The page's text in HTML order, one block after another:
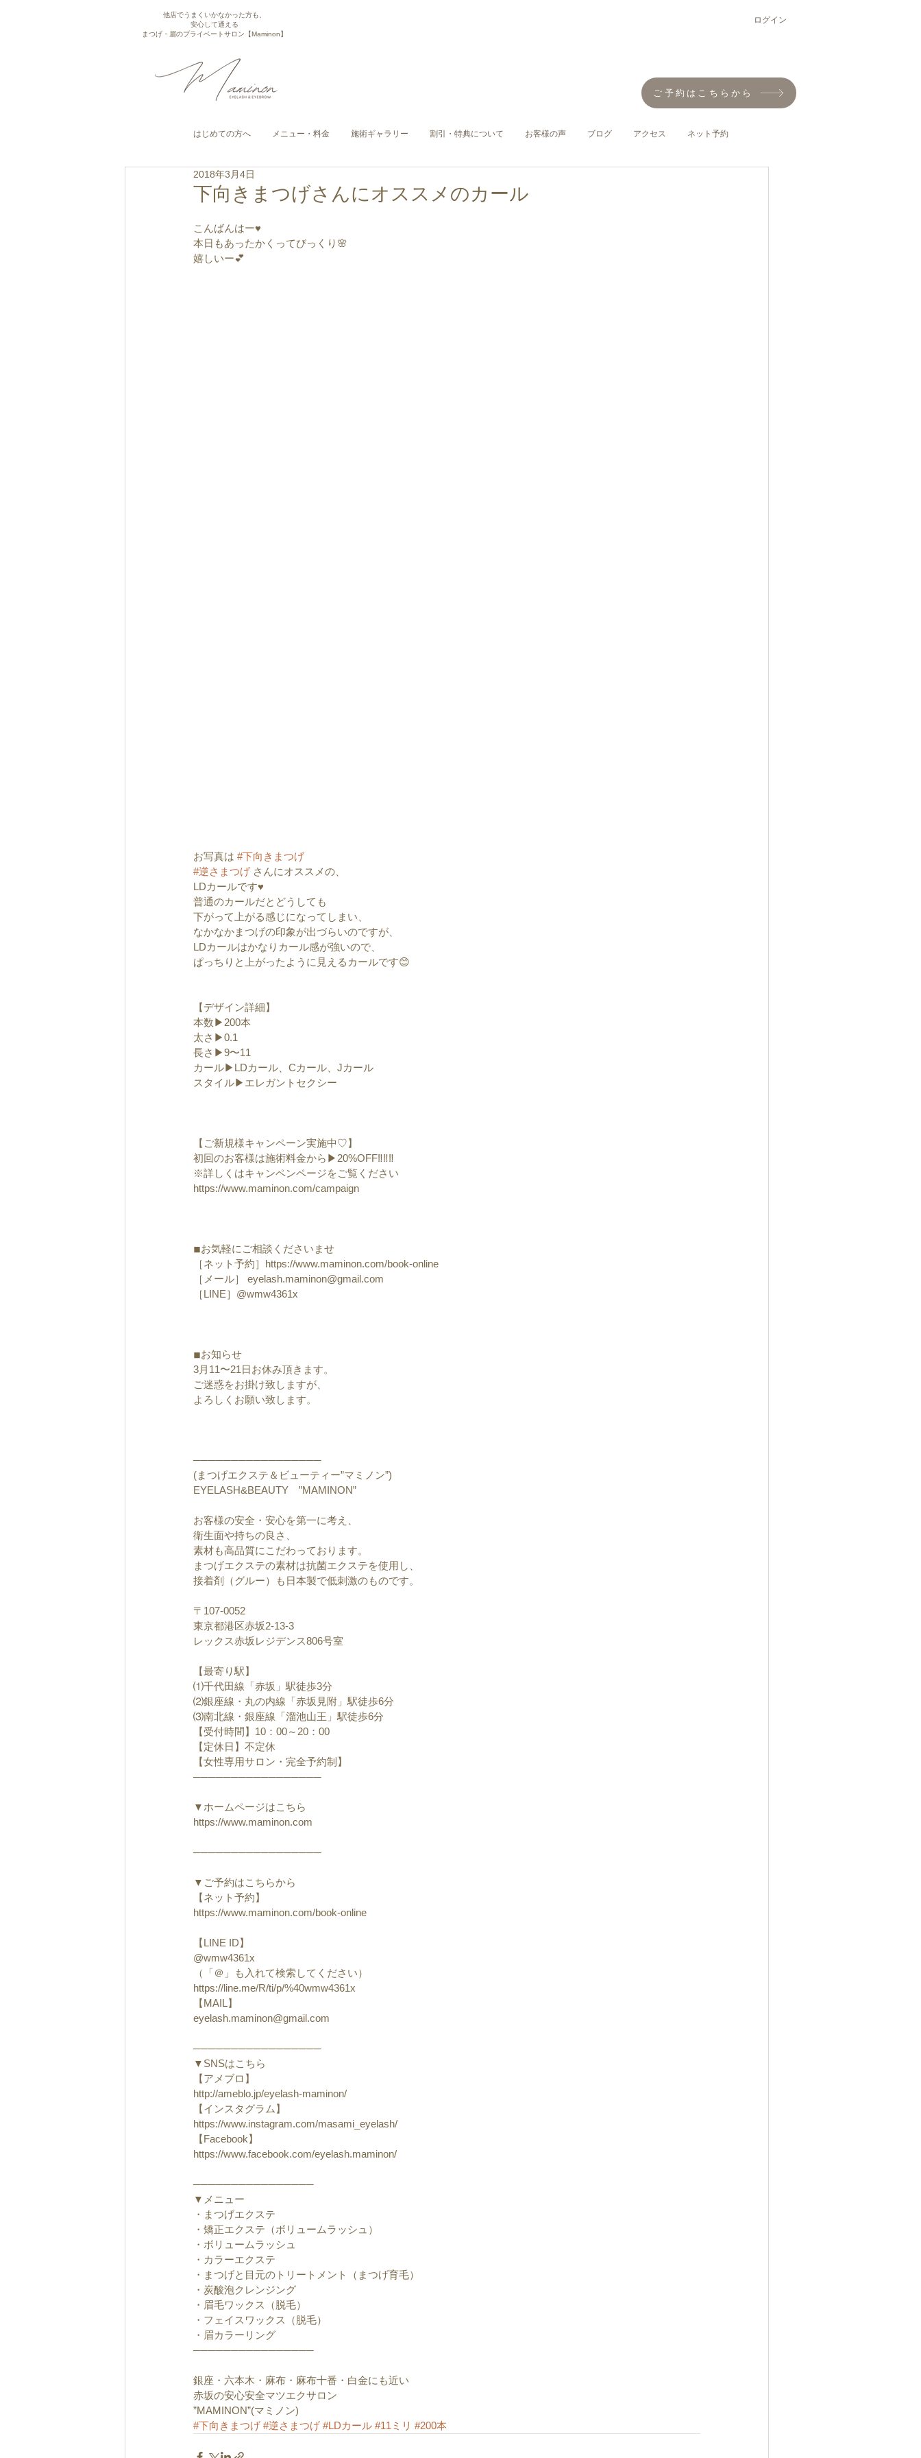
他店でうまくいかなかった方も、
安心して通える
まつげ・眉のプライベートサロン【Maminon】
ログイン
ご予約はこちらから
はじめての方へ メニュー・料金 施術ギャラリー 割引・特典について お客様の声 ブログ アクセス ネット予約
下向きまつげさんにオススメのカール
2018年3月4日
こんばんはー♥︎︎
本日もあったかくってびっくり🌸
嬉しいー💕
お写真は #下向きまつげ
#逆さまつげ さんにオススメの、
LDカールです♥︎︎
普通のカールだとどうしても
下がって上がる感じになってしまい、
なかなかまつげの印象が出づらいのですが、
LDカールはかなりカール感が強いので、
ぱっちりと上がったように見えるカールです😊
【デザイン詳細】
本数▶︎200本
太さ▶︎0.1
長さ▶︎9〜11
カール▶︎LDカール、Cカール、Jカール
スタイル▶︎エレガントセクシー
【ご新規様キャンペーン実施中♡】
初回のお客様は施術料金から▶︎20%OFF‼️‼️‼️
※詳しくはキャンペンページをご覧ください
https://www.maminon.com/campaign
◾︎お気軽にご相談くださいませ
［ネット予約］https://www.maminon.com/book-online
［メール］ eyelash.maminon@gmail.com
［LINE］@wmw4361x
◾︎お知らせ
3月11〜21日お休み頂きます。
ご迷惑をお掛け致しますが、
よろしくお願い致します。
─────────────────
(まつげエクステ＆ビューティー”マミノン”)
EYELASH&BEAUTY　”MAMINON”
お客様の安全・安心を第一に考え、
衛生面や持ちの良さ、
素材も高品質にこだわっております。
まつげエクステの素材は抗菌エクステを使用し、
接着剤（グルー）も日本製で低刺激のものです。
〒107-0052
東京都港区赤坂2-13-3
レックス赤坂レジデンス806号室
【最寄り駅】
⑴千代田線「赤坂」駅徒歩3分
⑵銀座線・丸の内線「赤坂見附」駅徒歩6分
⑶南北線・銀座線「溜池山王」駅徒歩6分
【受付時間】10：00～20：00
【定休日】不定休
【女性専用サロン・完全予約制】
─────────────────
▼ホームページはこちら
https://www.maminon.com
─────────────────
▼ご予約はこちらから
【ネット予約】
https://www.maminon.com/book-online
【LINE ID】
@wmw4361x
（「＠」も入れて検索してください）
https://line.me/R/ti/p/%40wmw4361x
【MAIL】
eyelash.maminon@gmail.com
─────────────────
▼SNSはこちら
【アメブロ】
http://ameblo.jp/eyelash-maminon/
【インスタグラム】
https://www.instagram.com/masami_eyelash/
【Facebook】
https://www.facebook.com/eyelash.maminon/
────────────────
▼メニュー
・まつげエクステ
・矯正エクステ（ボリュームラッシュ）
・ボリュームラッシュ
・カラーエクステ
・まつげと目元のトリートメント（まつげ育毛）
・炭酸泡クレンジング
・眉毛ワックス（脱毛）
・フェイスワックス（脱毛）
・眉カラーリング
────────────────
銀座・六本木・麻布・麻布十番・白金にも近い
赤坂の安心安全マツエクサロン
”MAMINON”(マミノン)
#下向きまつげ #逆さまつげ #LDカール #11ミリ #200本